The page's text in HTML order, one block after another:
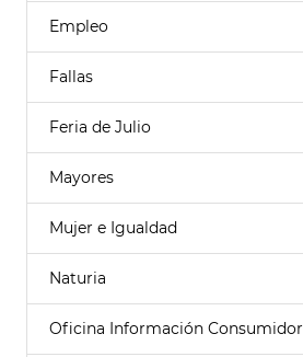
Empleo
Fallas
Feria de Julio
Mayores
Mujer e Igualdad
Naturia
Oficina Información Consumidor